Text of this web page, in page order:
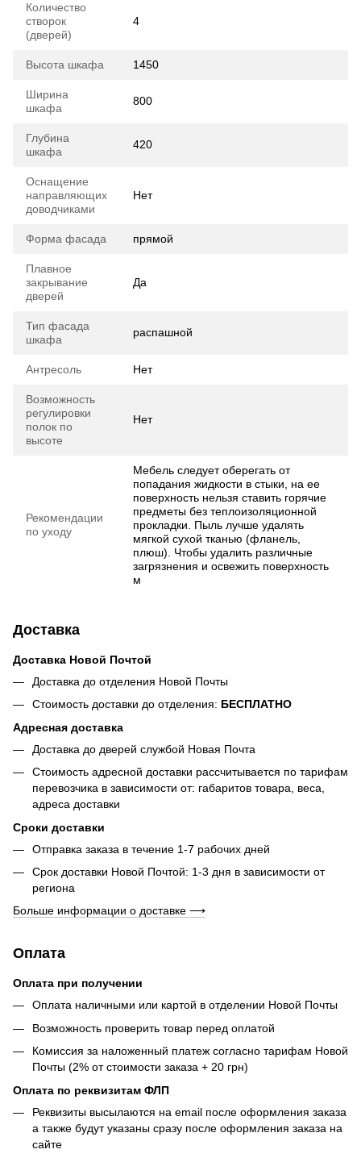
Количество
створок
(дверей)
4
Высота шкафа 1450
Ширина
шкафа
800
Глубина
шкафа
420
Оснащение
направляющих
доводчиками
Нет
Форма фасада прямой
Плавное
закрывание
дверей
Да
Тип фасада
шкафа
распашной
Антресоль Нет
Возможность
регулировки
полок по
высоте
Нет
Рекомендации
по уходу
Мебель следует оберегать от
попадания жидкости в стыки, на ее
поверхность нельзя ставить горячие
предметы без теплоизоляционной
прокладки. Пыль лучше удалять
мягкой сухой тканью (фланель,
плюш). Чтобы удалить различные
загрязнения и освежить поверхность
м
Доставка
Доставка Новой Почтой
Доставка до отделения Новой Почты
Стоимость доставки до отделения: БЕСПЛАТНО
Адресная доставка
Доставка до дверей службой Новая Почта
Стоимость адресной доставки рассчитывается по тарифам
перевозчика в зависимости от: габаритов товара, весa,
адреса доставки
Сроки доставки
Отправка заказа в течение 1-7 рабочих дней
Срок доставки Новой Почтой: 1-3 дня в зависимости от
региона
Больше информации о доставке ⟶
Оплата
Оплата при получении
Оплата наличными или картой в отделении Новой Почты
Возможность проверить товар перед оплатой
Комиссия за наложенный платеж согласно тарифам Новой
Почты (2% от стоимости заказа + 20 грн)
Оплата по реквизитам ФЛП
Реквизиты высылаются на email после оформления заказа
а также будут указаны сразу после оформления заказа на
сайте